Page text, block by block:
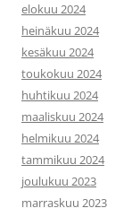
elokuu 2024
heinäkuu 2024
kesäkuu 2024
toukokuu 2024
huhtikuu 2024
maaliskuu 2024
helmikuu 2024
tammikuu 2024
joulukuu 2023
marraskuu 2023